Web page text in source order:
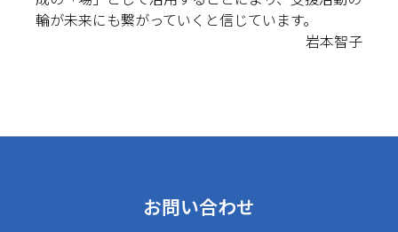
輪が未来にも繋がっていくと信じています。
岩本智子
お問い合わせ